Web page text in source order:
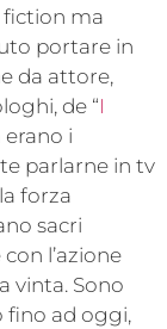
fiction ma
portare in
da attore,
de “I
erano i
parlarne in tv
forza
sacri
l’azione
vinta. Sono
fino ad oggi,